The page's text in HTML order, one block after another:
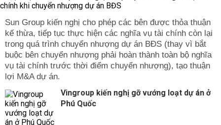
Sun Group kiến nghị cho phép các bên được thỏa thuận
kế thừa, tiếp tục thực hiện các nghĩa vụ tài chính còn lại
trong quá trình chuyển nhượng dự án BĐS (thay vì bắt
buộc bên chuyển nhượng phải hoàn thành toàn bộ nghĩa
vụ tài chính trước thời điểm chuyển nhượng), tạo thuận
lợi M&A dự án.
Vingroup kiến nghị gỡ vướng loạt dự án ở
Phú Quốc